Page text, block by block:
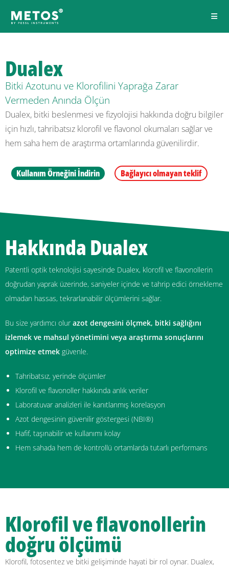
Dualex
Bitki Azotunu ve Klorofilini Yaprağa Zarar
Vermeden Anında Ölçün
Dualex, bitki beslenmesi ve fizyolojisi hakkında doğru bilgiler
için hızlı, tahribatsız klorofil ve flavonol okumaları sağlar ve
hem saha hem de araştırma ortamlarında güvenilirdir.
Kullanım Örneğini İndirin Bağlayıcı olmayan teklif
Hakkında Dualex
Patentli optik teknolojisi sayesinde Dualex, klorofil ve flavonollerin
doğrudan yaprak üzerinde, saniyeler içinde ve tahrip edici örnekleme
olmadan hassas, tekrarlanabilir ölçümlerini sağlar.
Bu size yardımcı olurazot dengesini ölçmek, bitki sağlığını
izlemek ve mahsul yönetimini veya araştırma sonuçlarını
optimize etmek güvenle.
Tahribatsız, yerinde ölçümler
Klorofil ve flavonoller hakkında anlık veriler
Laboratuvar analizleri ile kanıtlanmış korelasyon
Azot dengesinin güvenilir göstergesi (NBI®)
Hafif, taşınabilir ve kullanımı kolay
Hem sahada hem de kontrollü ortamlarda tutarlı performans
Klorofil ve flavonollerin
doğru ölçümü
Klorofil, fotosentez ve bitki gelişiminde hayati bir rol oynar. Dualex,